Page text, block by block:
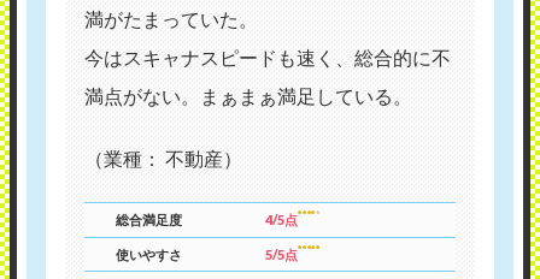
満がたまっていた。
今はスキャナスピードも速く、総合的に不
満点がない。まぁまぁ満足している。
（業種： 不動産）
総合満足度 4/5点
使いやすさ 5/5点